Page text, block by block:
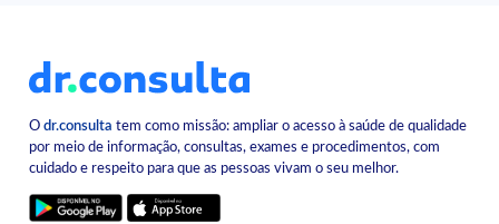
Odr.consulta tem como missão: ampliar o acesso à saúde de qualidade
por meio de informação, consultas, exames e procedimentos, com
cuidado e respeito para que as pessoas vivam o seu melhor.